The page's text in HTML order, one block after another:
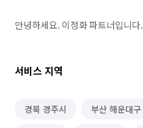
안녕하세요. 이정화 파트너입니다.
서비스 지역
경북 경주시 부산 해운대구